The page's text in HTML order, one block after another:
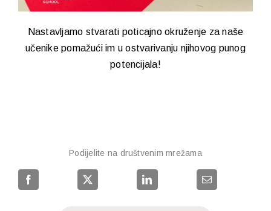
Nastavljamo stvarati poticajno okruženje za naše
učenike pomažući im u ostvarivanju njihovog punog
potencijala!
Podijelite na društvenim mrežama